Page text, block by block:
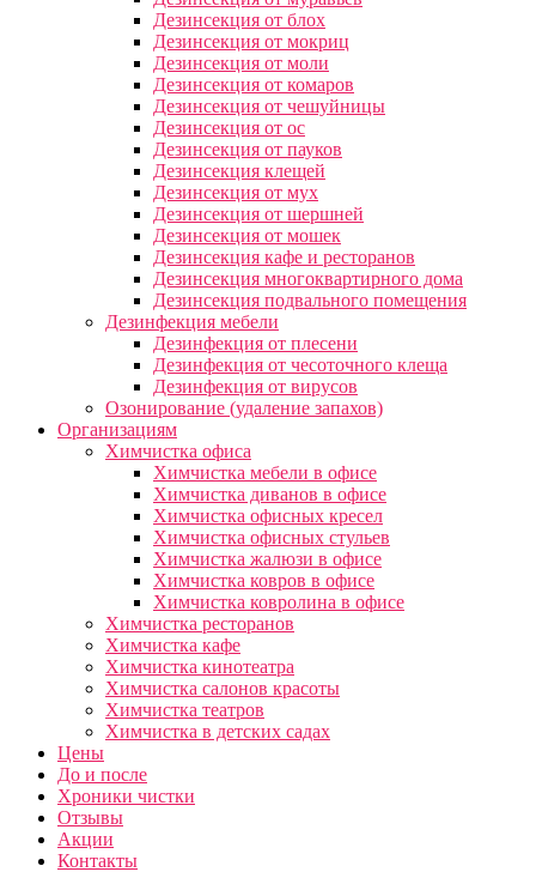
Дезинсекция от блох
Дезинсекция от мокриц
Дезинсекция от моли
Дезинсекция от комаров
Дезинсекция от чешуйницы
Дезинсекция от ос
Дезинсекция от пауков
Дезинсекция клещей
Дезинсекция от мух
Дезинсекция от шершней
Дезинсекция от мошек
Дезинсекция кафе и ресторанов
Дезинсекция многоквартирного дома
Дезинсекция подвального помещения
Дезинфекция мебели
Дезинфекция от плесени
Дезинфекция от чесоточного клеща
Дезинфекция от вирусов
Озонирование (удаление запахов)
Организациям
Химчистка офиса
Химчистка мебели в офисе
Химчистка диванов в офисе
Химчистка офисных кресел
Химчистка офисных стульев
Химчистка жалюзи в офисе
Химчистка ковров в офисе
Химчистка ковролина в офисе
Химчистка ресторанов
Химчистка кафе
Химчистка кинотеатра
Химчистка салонов красоты
Химчистка театров
Химчистка в детских садах
Цены
До и после
Хроники чистки
Отзывы
Акции
Контакты